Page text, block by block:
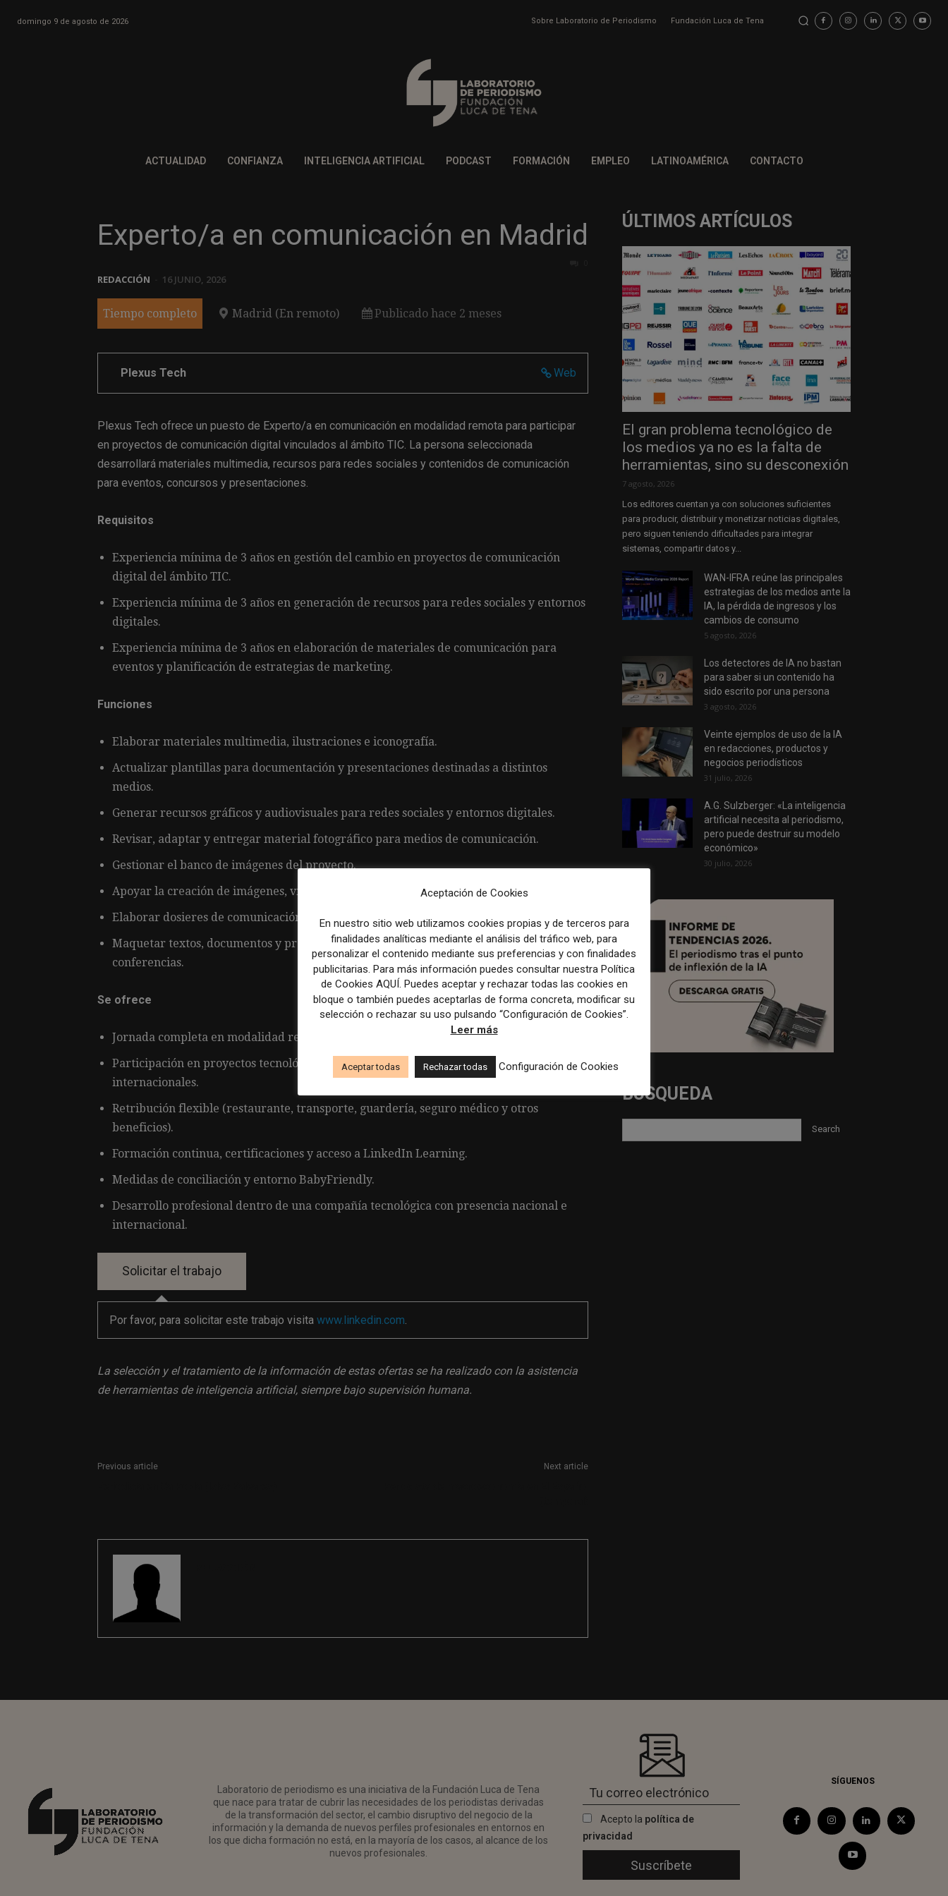
domingo 9 de agosto de 2026 Sobre Laboratorio de Periodismo Fundación Luca de Tena
ACTUALIDAD CONFIANZA INTELIGENCIA ARTIFICIAL PODCAST FORMACIÓN EMPLEO LATINOAMÉRICA CONTACTO
Experto/a en comunicación en Madrid
REDACCIÓN 16 JUNIO, 2026
Tiempo completo Madrid (En remoto) Publicado hace 2 meses
Web
Plexus Tech
Plexus Tech ofrece un puesto de Experto/a en comunicación en modalidad remota para participar
en proyectos de comunicación digital vinculados al ámbito TIC. La persona seleccionada
desarrollará materiales multimedia, recursos para redes sociales y contenidos de comunicación
para eventos, concursos y presentaciones.
Requisitos
Experiencia mínima de 3 años en gestión del cambio en proyectos de comunicación
digital del ámbito TIC.
Experiencia mínima de 3 años en generación de recursos para redes sociales y entornos
digitales.
Experiencia mínima de 3 años en elaboración de materiales de comunicación para
eventos y planificación de estrategias de marketing.
Funciones
Elaborar materiales multimedia, ilustraciones e iconografía.
Actualizar plantillas para documentación y presentaciones destinadas a distintos
medios.
Generar recursos gráficos y audiovisuales para redes sociales y entornos digitales.
Revisar, adaptar y entregar material fotográfico para medios de comunicación.
Gestionar el banco de imágenes del proyecto.
Apoyar la creación de imágenes, vídeos, audios y otros contenidos audiovisuales.
Elaborar dosieres de comunicación, presentaciones, notas y discursos.
Maquetar textos, documentos y presentaciones para concursos, congresos y
conferencias.
Se ofrece
Jornada completa en modalidad remota.
Participación en proyectos tecnológicos e innovadores con clientes nacionales e
internacionales.
Retribución flexible (restaurante, transporte, guardería, seguro médico y otros
beneficios).
Formación continua, certificaciones y acceso a LinkedIn Learning.
Medidas de conciliación y entorno BabyFriendly.
Desarrollo profesional dentro de una compañía tecnológica con presencia nacional e
internacional.
Por favor, para solicitar este trabajo visita www.linkedin.com
La selección y el tratamiento de la información de estas ofertas se ha realizado con la asistencia
de herramientas de inteligencia artificial, siempre bajo supervisión humana.
Previous article Next article
ÚLTIMOS ARTÍCULOS
El gran problema tecnológico de
los medios ya no es la falta de
herramientas, sino su desconexión
7 agosto, 2026
Los editores cuentan ya con soluciones suficientes
para producir, distribuir y monetizar noticias digitales,
pero siguen teniendo dificultades para integrar
sistemas, compartir datos y...
WAN-IFRA reúne las principales
estrategias de los medios ante la
IA, la pérdida de ingresos y los
cambios de consumo
5 agosto, 2026
Los detectores de IA no bastan
para saber si un contenido ha
sido escrito por una persona
3 agosto, 2026
Veinte ejemplos de uso de la IA
en redacciones, productos y
negocios periodísticos
31 julio, 2026
A.G. Sulzberger: «La inteligencia
artificial necesita al periodismo,
pero puede destruir su modelo
económico»
30 julio, 2026
BUSQUEDA
Laboratorio de periodismo es una iniciativa de la Fundación Luca de Tena
que nace para tratar de cubrir las necesidades de los periodistas derivadas
de la transformación del sector, el cambio disruptivo del negocio de la
información y la demanda de nuevos perfiles profesionales en entornos en
los que dicha formación no está, en la mayoría de los casos, al alcance de los
nuevos profesionales.
Acepto la política de
privacidad
SÍGUENOS
Aceptación de Cookies
En nuestro sitio web utilizamos cookies propias y de terceros para
finalidades analíticas mediante el análisis del tráfico web, para
personalizar el contenido mediante sus preferencias y con finalidades
publicitarias. Para más información puedes consultar nuestra Política
de Cookies AQUÍ. Puedes aceptar y rechazar todas las cookies en
bloque o también puedes aceptarlas de forma concreta, modificar su
selección o rechazar su uso pulsando “Configuración de Cookies”.
Leer más
Aceptar todas Rechazar todas Configuración de Cookies